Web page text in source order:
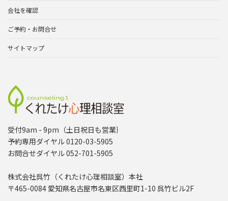
会社を確認
ご予約・お問合せ
サイトマップ
受付9am - 9pm（土日祝日も営業｝
予約専用ダイヤル 0120-03-5905
お問合せダイヤル 052-701-5905
株式会社呉竹（くれたけ心理相談室）本社
〒465-0084 愛知県名古屋市名東区西里町1-10 呉竹ビル2F